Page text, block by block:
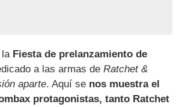
la Fiesta de prelanzamiento de
a las armas deRatchet &
aparte. Aquí se nos muestra el
protagonistas, tanto Ratchet